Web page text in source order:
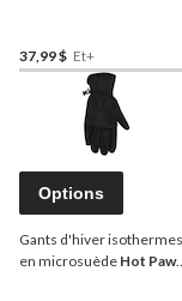
37,99 $ Et+
Options
Gants d'hiver isothermes
en microsuède Hot Paws